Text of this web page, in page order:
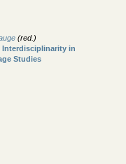
(red.)
Interdisciplinarity in
Studies